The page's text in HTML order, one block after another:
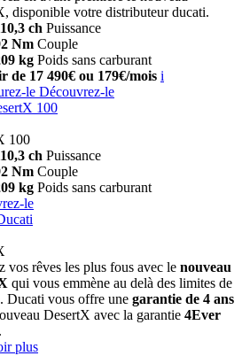
disponible votre distributeur ducati.
ch Puissance
Nm Couple
kg Poids sans carburant
de 17 490€ ou 179€/mois i
le Découvrez-le
100
100
ch Puissance
Nm Couple
kg Poids sans carburant
le
vos rêves les plus fous avec le nouveau
qui vous emmène au delà des limites de
Ducati vous offre une garantie de 4 ans
DesertX avec la garantie 4Ever
.
plus